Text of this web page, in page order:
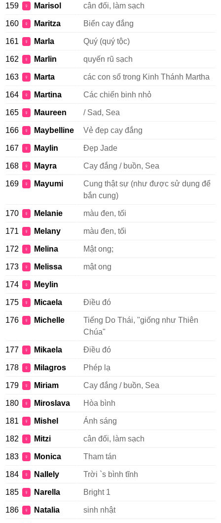
159 ♀ Marisol cân đối, làm sạch
160 ♀ Maritza Biển cay đắng
161 ♀ Marla Quý (quý tộc)
162 ♀ Marlin quyến rũ sạch
163 ♀ Marta các con số trong Kinh Thánh Martha
164 ♀ Martina Các chiến binh nhỏ
165 ♀ Maureen / Sad, Sea
166 ♀ Maybelline Vẻ đẹp cay đắng
167 ♀ Maylin Đẹp Jade
168 ♀ Mayra Cay đắng / buồn, Sea
169 ♀ Mayumi
Cung thật sự (như được sử dụng để
bắn cung)
170 ♀ Melanie màu đen, tối
171 ♀ Melany màu đen, tối
172 ♀ Melina Mật ong;
173 ♀ Melissa mật ong
174 ♀ Meylin
175 ♀ Micaela Điều đó
176 ♀ Michelle
Tiếng Do Thái, "giống như Thiên
Chúa"
177 ♀ Mikaela Điều đó
178 ♀ Milagros Phép lạ
179 ♀ Miriam Cay đắng / buồn, Sea
180 ♀ Miroslava Hòa bình
181 ♀ Mishel Ánh sáng
182 ♀ Mitzi cân đối, làm sạch
183 ♀ Monica Tham tán
184 ♀ Nallely Trời `s bình tĩnh
185 ♀ Narella Bright 1
186 ♀ Natalia sinh nhật